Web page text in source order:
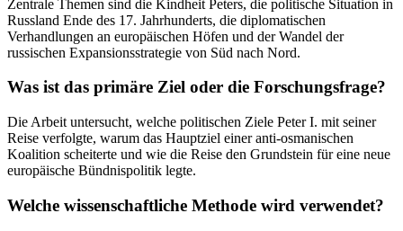
Zentrale Themen sind die Kindheit Peters, die politische Situation in
Russland Ende des 17. Jahrhunderts, die diplomatischen
Verhandlungen an europäischen Höfen und der Wandel der
russischen Expansionsstrategie von Süd nach Nord.
Was ist das primäre Ziel oder die Forschungsfrage?
Die Arbeit untersucht, welche politischen Ziele Peter I. mit seiner
Reise verfolgte, warum das Hauptziel einer anti-osmanischen
Koalition scheiterte und wie die Reise den Grundstein für eine neue
europäische Bündnispolitik legte.
Welche wissenschaftliche Methode wird verwendet?